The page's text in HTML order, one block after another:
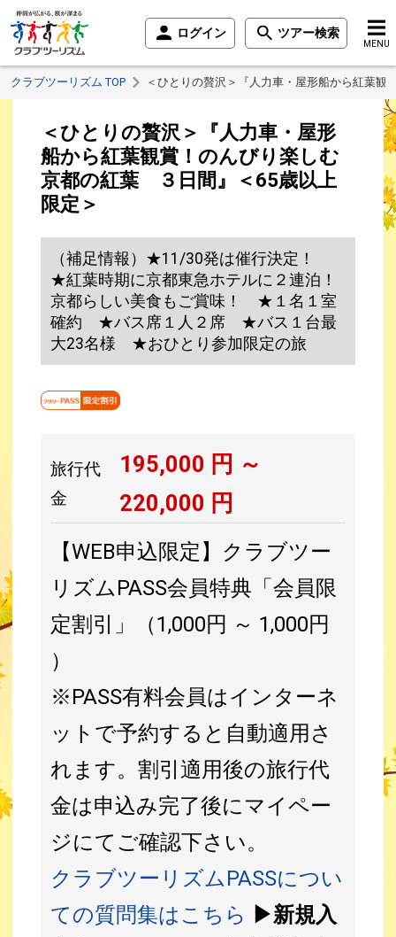
ログイン ツアー検索
MENU
クラブツーリズム TOP ＜ひとりの贅沢＞『人力車・屋形船から紅葉
＜ひとりの贅沢＞『人力車・屋形
船から紅葉観賞！のんびり楽しむ
京都の紅葉 ３日間』＜65歳以上
限定＞
（補足情報）★11/30発は催行決定！
★紅葉時期に京都東急ホテルに２連泊！
京都らしい美食もご賞味！ ★１名１室
確約 ★バス席１人２席 ★バス１台最
大23名様 ★おひとり参加限定の旅
旅行代
金
195,000 円 ～
220,000 円
【WEB申込限定】クラブツー
リズムPASS会員特典「会員限
定割引」（1,000円 ～ 1,000円
）
※PASS有料会員はインターネ
ットで予約すると自動適用さ
れます。割引適用後の旅行代
金は申込み完了後にマイペー
ジにてご確認下さい。
クラブツーリズムPASSについ
ての質問集はこちら ▶新規入